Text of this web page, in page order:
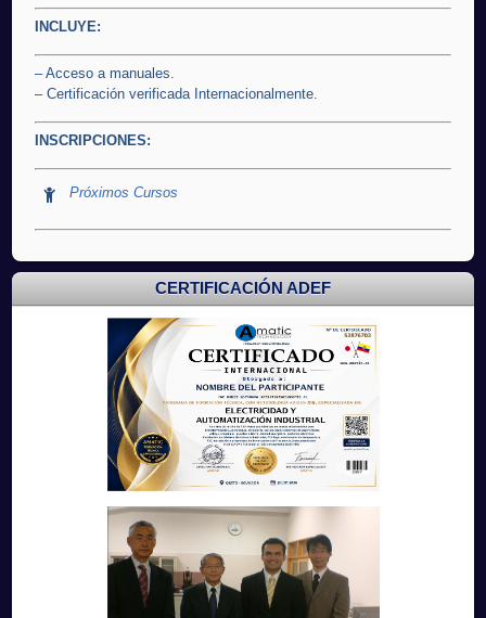
INCLUYE:
– Acceso a manuales.
– Certificación verificada Internacionalmente.
INSCRIPCIONES:
Próximos Cursos
CERTIFICACIÓN ADEF